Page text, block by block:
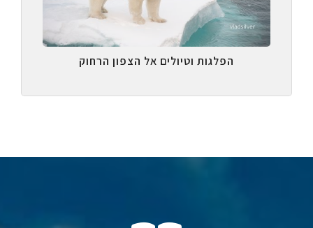
הפלגות וטיולים אל הצפון הרחוק